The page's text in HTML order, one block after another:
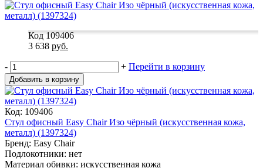
Код 109406
3 638 руб.
- + Перейти в корзину
Добавить в корзину
Код: 109406
Стул офисный Easy Chair Изо чёрный (искусственная кожа,
металл) (1397324)
Бренд: Easy Chair
Подлокотники: нет
Материал обивки: искусственная кожа